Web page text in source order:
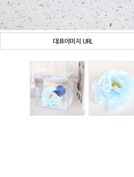
대표이미지 URL